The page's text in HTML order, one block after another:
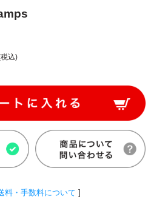
込)
料・手数料について ]